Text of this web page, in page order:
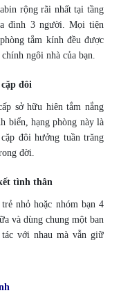
rộng rãi nhất tại tầng
đình 3 người. Mọi tiện
tắm kính đều được
ngôi nhà của bạn.
đôi
sở hữu hiên tắm nắng
biển, hạng phòng này là
đôi hưởng tuần trăng
đời.
tình thân
nhỏ hoặc nhóm bạn 4
và dùng chung một ban
với nhau mà vẫn giữ